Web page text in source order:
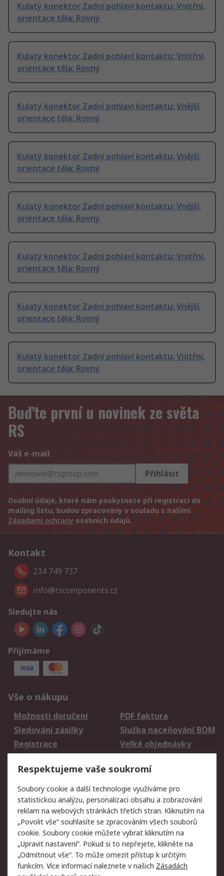
Kulatý konektor Zadní pohlaví kontaktu: Vnitřní,
orientace těla: Rovný
Kulatý konektor Zadní pohlaví kontaktu: Vnitřní,
orientace těla: Rovný
Kulatý konektor Zadní pohlaví kontaktu: Vnější,
orientace těla: Rovný
Kulatý konektor Zadní pohlaví kontaktu: Vnější,
orientace těla: Rovný
Kulatý konektor Zadní pohlaví kontaktu: Vnější,
orientace těla: Rovný
Kulatý konektor Zadní pohlaví kontaktu: Vnitřní,
orientace těla: Rovný
Kulatý konektor Zadní pohlaví kontaktu: Vnější,
orientace těla: Rovný
Kulatý konektor Zadní pohlaví kontaktu: Vnitřní,
orientace těla: Rovný
Buďte první u novinek ze světa
RS
Váš e-mail
Přihlásit
Osobní údaje, které nám poskytnete při registraci do
mailing listu, budou zpracovány v souladu s našimi
Zásadami ochrany osobních údajů.
Kontakt
234 749 737
info@rscomponents.cz
Sledujte nás
Přijímáme
Vše o nákupu
Možnosti doručení
PDF faktura
Sledování zásilky
Služba naceňování BOM
Registrace
Velké objednávky
Právní
Autorská práva
Obchodní podmínky
společnosti RS
Prohlášení o ochraně
údajů
Zabezpečení
elektronické pošty
Zásady pro soubory
cookie
Zásady ochrany
osobních údajů
Respektujeme vaše soukromí
Soubory cookie a další technologie využíváme pro
statistickou analýzu, personalizaci obsahu a zobrazování
reklam na webových stránkách třetích stran. Kliknutím na
„Povolit vše“ souhlasíte se zpracováním všech souborů
cookie. Soubory cookie můžete vybrat kliknutím na
„Upravit nastavení“. Pokud si to nepřejete, klikněte na
„Odmítnout vše“. To může omezit přístup k určitým
funkcím. Více informací naleznete v našich Zásadách